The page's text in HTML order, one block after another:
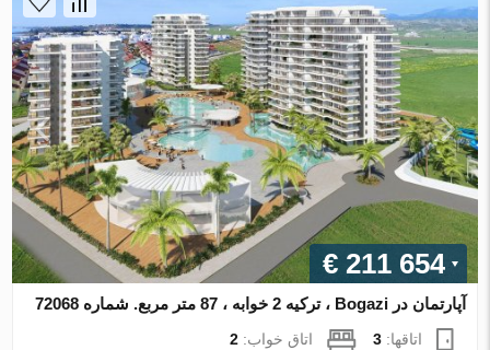
€ 211 654
آپارتمان در Bogazi ، ترکیه 2 خوابه ، 87 متر مربع. شماره 72068
اتاقها:3 اتاق خواب:2